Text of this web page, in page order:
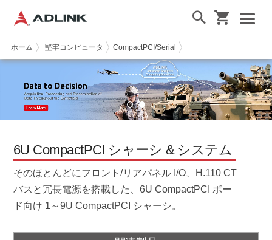
ホーム 堅牢コンピュータ CompactPCI/Serial
6U CompactPCI シャーシ & システム
そのほとんどにフロント/リアパネル I/O、H.110 CT
バスと冗長電源を搭載した、6U CompactPCI ボー
ド向け 1～9U CompactPCI シャーシ。